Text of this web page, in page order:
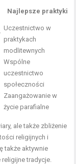
Najlepsze praktyki
Uczestnictwo w
praktykach
modlitewnych
Wspólne
uczestnictwo
społeczności
Zaangażowanie w
życie parafialne
ale także zbliżenie
religijnych i
także aktywnie
tradycje.